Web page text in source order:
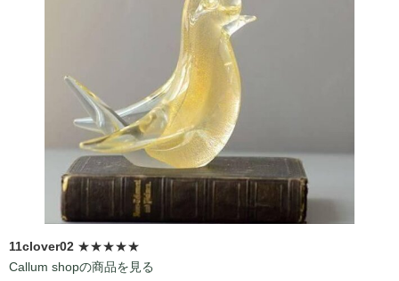
11clover02 ★★★★★
Callum shopの商品を見る